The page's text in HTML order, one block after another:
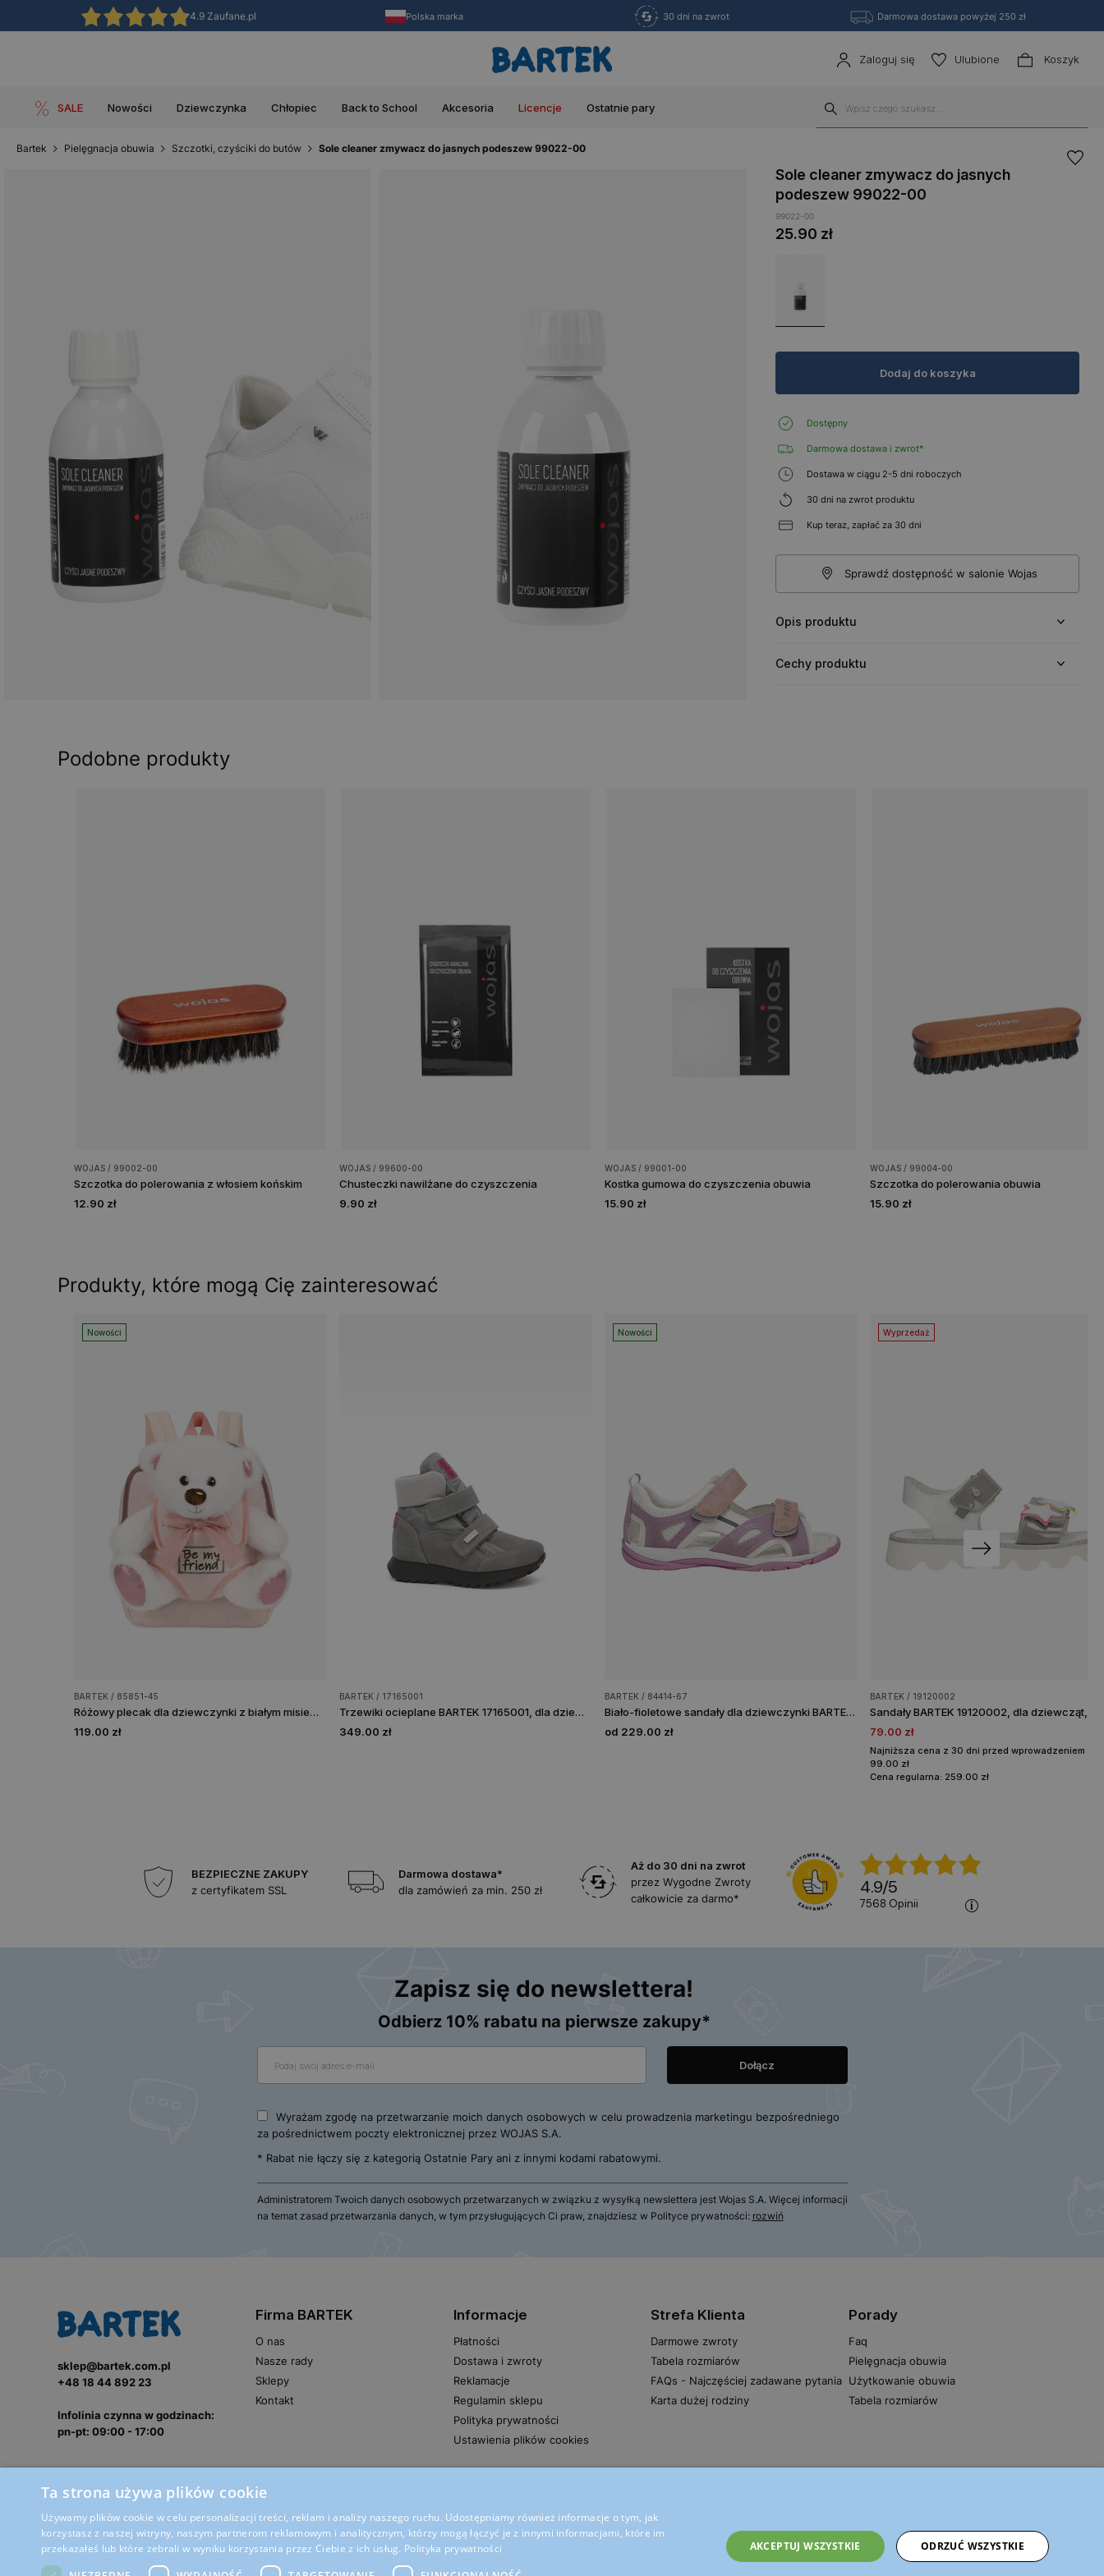
4.9 Zaufane.pl Polska marka 30 dni na zwrot Darmowa dostawa powyżej 250 zł
Zaloguj się Ulubione Koszyk
SALE Nowości Dziewczynka Chłopiec Back to School Akcesoria Licencje Ostatnie pary
Bartek Pielęgnacja obuwia Szczotki, czyściki do butów Sole cleaner zmywacz do jasnych podeszew 99022-00
Sole cleaner zmywacz do jasnych
podeszew 99022-00
99022-00
25.90 zł
Dodaj do koszyka
Dostępny
Darmowa dostawa i zwrot*
Dostawa w ciągu 2-5 dni roboczych
30 dni na zwrot produktu
Kup teraz, zapłać za 30 dni
Sprawdź dostępność w salonie Wojas
Opis produktu
Cechy produktu
Podobne produkty
WOJAS / 99002-00
Szczotka do polerowania z włosiem końskim
12.90 zł
WOJAS / 99600-00
Chusteczki nawilżane do czyszczenia
9.90 zł
WOJAS / 99001-00
Kostka gumowa do czyszczenia obuwia
15.90 zł
WOJAS / 99004-00
Szczotka do polerowania obuwia
15.90 zł
Produkty, które mogą Cię zainteresować
Nowości
BARTEK / 85851-45
Różowy plecak dla dziewczynki z białym misiem 2w1 BARTEK 85851-45
119.00 zł
BARTEK / 17165001
Trzewiki ocieplane BARTEK 17165001, dla dziewcząt, szary
349.00 zł
Nowości
BARTEK / 84414-67
Biało-fioletowe sandały dla dziewczynki BARTEK 84414-67
od 229.00 zł
Wyprzedaż
BARTEK / 19120002
79.00 zł
Najniższa cena z 30 dni przed wprowadzeniem
99.00 zł
Cena regularna: 259.00 zł
BEZPIECZNE ZAKUPY
z certyfikatem SSL
Darmowa dostawa*
dla zamówień za min. 250 zł
Aż do 30 dni na zwrot
przez Wygodne Zwroty
całkowicie za darmo*
4.9/5
7568 opinii
Zapisz się do newslettera!
Odbierz 10% rabatu na pierwsze zakupy*
Wyrażam zgodę na przetwarzanie moich danych osobowych w celu prowadzenia marketingu bezpośredniego
za pośrednictwem poczty elektronicznej przez WOJAS S.A.
* Rabat nie łączy się z kategorią Ostatnie Pary ani z innymi kodami rabatowymi.
Administratorem Twoich danych osobowych przetwarzanych w związku z wysyłką newslettera jest Wojas S.A. Więcej informacji
na temat zasad przetwarzania danych, w tym przysługujących Ci praw, znajdziesz w Polityce prywatności: rozwiń
sklep@bartek.com.pl
+48 18 44 892 23
Infolinia czynna w godzinach:
pn-pt: 09:00 - 17:00
Firma BARTEK
O nas
Nasze rady
Sklepy
Kontakt
Informacje
Płatności
Dostawa i zwroty
Reklamacje
Regulamin sklepu
Polityka prywatności
Ustawienia plików cookies
Strefa Klienta
Darmowe zwroty
Tabela rozmiarów
FAQs - Najczęściej zadawane pytania
Karta dużej rodziny
Porady
Faq
Pielęgnacja obuwia
Użytkowanie obuwia
Tabela rozmiarów
Ta strona używa plików cookie
Używamy plików cookie w celu personalizacji treści, reklam i analizy naszego ruchu. Udostępniamy również informacje o tym, jak
korzystasz z naszej witryny, naszym partnerom reklamowym i analitycznym, którzy mogą łączyć je z innymi informacjami, które im
przekazałeś lub które zebrali w wyniku korzystania przez Ciebie z ich usług. Polityka prywatności
AKCEPTUJ WSZYSTKIE ODRZUĆ WSZYSTKIE